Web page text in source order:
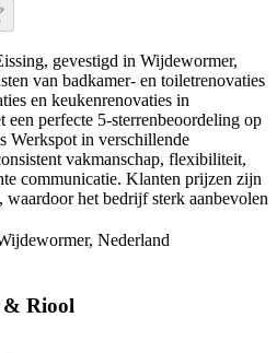
gevestigd in Wijdewormer,
van badkamer- en toiletrenovaties
en keukenrenovaties in
perfecte 5-sterrenbeoordeling op
Werkspot in verschillende
vakmanschap, flexibiliteit,
communicatie. Klanten prijzen zijn
waardoor het bedrijf sterk aanbevolen
Nederland
& Riool